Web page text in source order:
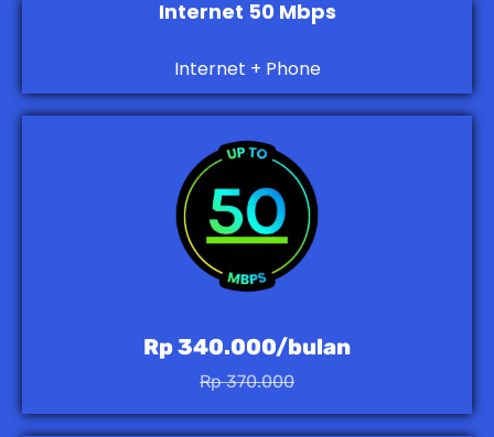
Internet 50 Mbps
Internet + Phone
Rp 340.000/bulan
Rp 370.000